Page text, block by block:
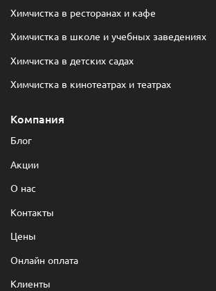
Химчистка в ресторанах и кафе
Химчистка в школе и учебных заведениях
Химчистка в детских садах
Химчистка в кинотеатрах и театрах
Компания
Блог
Акции
О нас
Контакты
Цены
Онлайн оплата
Клиенты